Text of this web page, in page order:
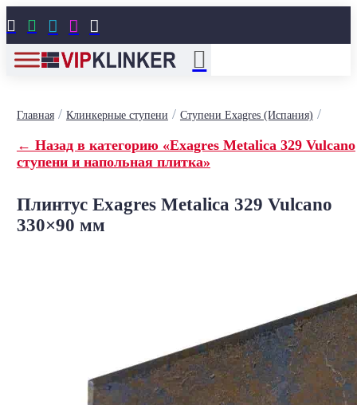
    
Главная/ Клинкерные ступени / Ступени Exagres (Испания) /
← Назад в категорию «Exagres Metalica 329 Vulcano
ступени и напольная плитка»
Плинтус Exagres Metalica 329 Vulcano
330×90 мм